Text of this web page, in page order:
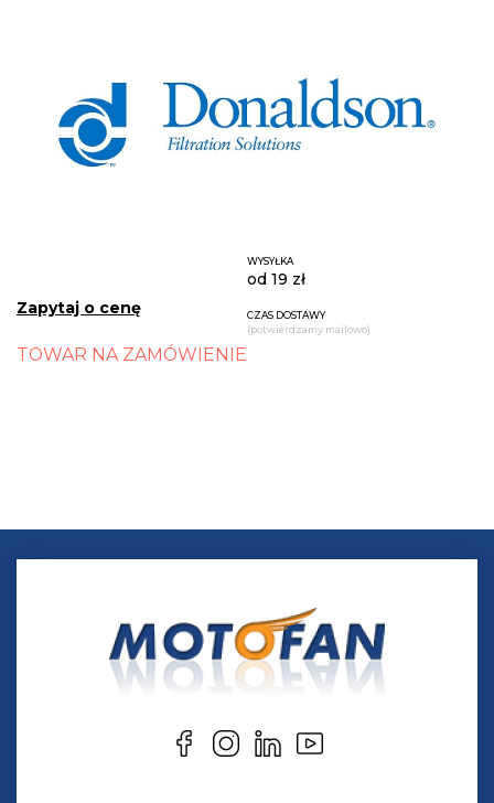
Zapytaj o cenę
TOWAR NA ZAMÓWIENIE
WYSYŁKA
od 19 zł
CZAS DOSTAWY
(potwierdzamy mailowo)